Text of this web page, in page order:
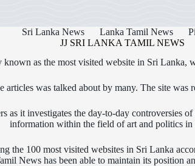
Sri Lanka News Lanka Tamil News
JJ SRI LANKA TAMIL NEWS
as the most visited website in Sri Lanka,
articles was talked about by many. The site was
as it investigates the day-to-day controversies
information within the field of art and politics in
the 100 most visited websites in Sri Lanka
News has been able to maintain its position